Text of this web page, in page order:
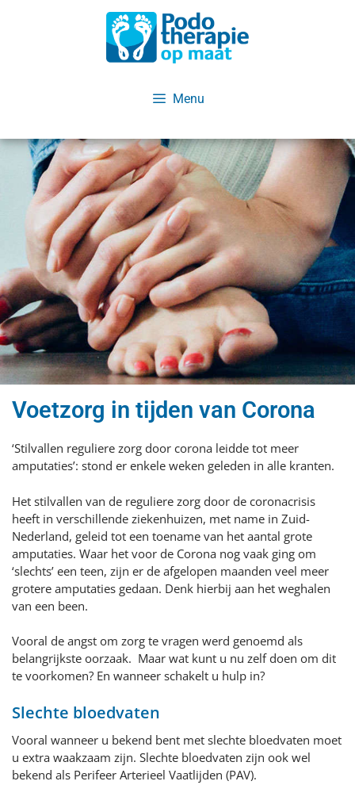
Menu
Voetzorg in tijden van Corona
‘Stilvallen reguliere zorg door corona leidde tot meer
amputaties’: stond er enkele weken geleden in alle kranten.
Het stilvallen van de reguliere zorg door de coronacrisis
heeft in verschillende ziekenhuizen, met name in Zuid-
Nederland, geleid tot een toename van het aantal grote
amputaties. Waar het voor de Corona nog vaak ging om
‘slechts’ een teen, zijn er de afgelopen maanden veel meer
grotere amputaties gedaan. Denk hierbij aan het weghalen
van een been.
Vooral de angst om zorg te vragen werd genoemd als
belangrijkste oorzaak. Maar wat kunt u nu zelf doen om dit
te voorkomen? En wanneer schakelt u hulp in?
Slechte bloedvaten
Vooral wanneer u bekend bent met slechte bloedvaten moet
u extra waakzaam zijn. Slechte bloedvaten zijn ook wel
bekend als Perifeer Arterieel Vaatlijden (PAV).